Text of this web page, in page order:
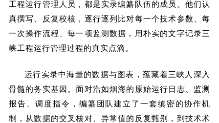
工程运行管理人员，都是实录编纂队伍的成员。他们认
真撰写、反复校核，逐行逐列比对每一个技术参数、每
一次操作流程、每一项监测数据，用朴实的文字记录三
峡工程运行管理过程的真实点滴。
运行实录中海量的数据与图表，蕴藏着三峡人深入
骨髓的务实基因。面对浩如烟海的原始运行日志、监测
报告、调度指令，编纂团队建立了一套缜密的协作机
制，从数据的交叉核对、异常值的反复甄别，到技术术